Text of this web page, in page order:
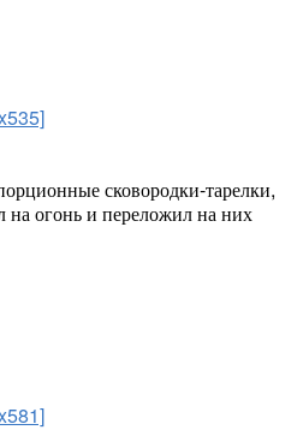
сковородки-тарелки,
на огонь и переложил на них